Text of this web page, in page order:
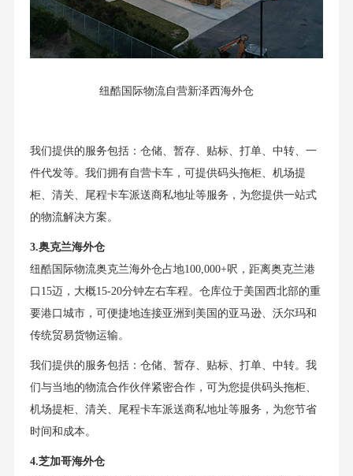
纽酷国际物流自营新泽西海外仓
我们提供的服务包括：仓储、暂存、贴标、打单、中转、一
件代发等。我们拥有自营卡车，可提供码头拖柜、机场提
柜、清关、尾程卡车派送商私地址等服务，为您提供一站式
的物流解决方案。
3.奥克兰海外仓
纽酷国际物流奥克兰海外仓占地100,000+呎，距离奥克兰港
口15迈，大概15-20分钟左右车程。仓库位于美国西北部的重
要港口城市，可便捷地连接亚洲到美国的亚马逊、沃尔玛和
传统贸易货物运输。
我们提供的服务包括：仓储、暂存、贴标、打单、中转。我
们与当地的物流合作伙伴紧密合作，可为您提供码头拖柜、
机场提柜、清关、尾程卡车派送商私地址等服务，为您节省
时间和成本。
4.芝加哥海外仓